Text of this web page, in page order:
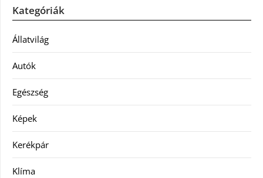
Kategóriák
Állatvilág
Autók
Egészség
Képek
Kerékpár
Klíma